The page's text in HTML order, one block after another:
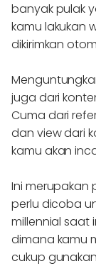
banyak pulak
kamu lakukan
dikirimkan
juga dari
Cuma dari
dan view dari
kamu akan
Ini merupakan
perlu dicoba
millennial saat
dimana kamu
cukup